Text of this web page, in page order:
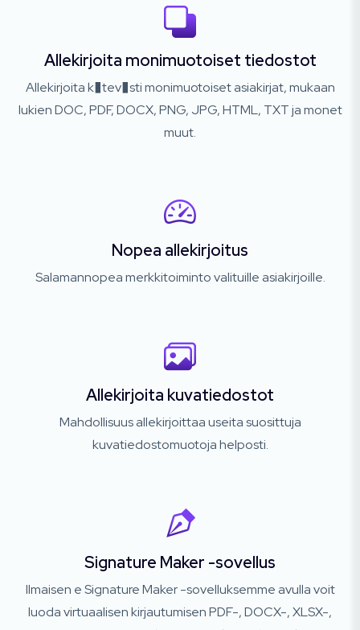
Allekirjoita monimuotoiset tiedostot
Allekirjoita k�tev�sti monimuotoiset asiakirjat, mukaan
lukien DOC, PDF, DOCX, PNG, JPG, HTML, TXT ja monet
muut.
Nopea allekirjoitus
Salamannopea merkkitoiminto valituille asiakirjoille.
Allekirjoita kuvatiedostot
Mahdollisuus allekirjoittaa useita suosittuja
kuvatiedostomuotoja helposti.
Signature Maker -sovellus
Ilmaisen e Signature Maker -sovelluksemme avulla voit
luoda virtuaalisen kirjautumisen PDF-, DOCX-, XLSX-,